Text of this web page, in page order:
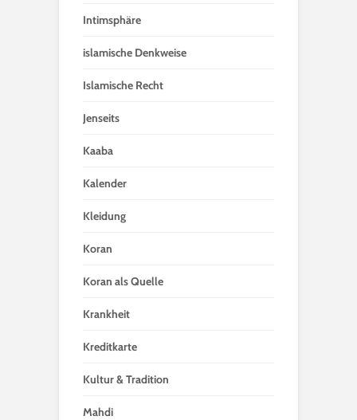
Intimsphäre
islamische Denkweise
Islamische Recht
Jenseits
Kaaba
Kalender
Kleidung
Koran
Koran als Quelle
Krankheit
Kreditkarte
Kultur & Tradition
Mahdi